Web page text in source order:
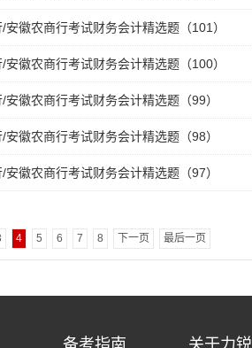
安徽农商行考试财务会计精选题（101）
安徽农商行考试财务会计精选题（100）
安徽农商行考试财务会计精选题（99）
安徽农商行考试财务会计精选题（98）
安徽农商行考试财务会计精选题（97）
4 5 6 7 8 下一页 最后一页